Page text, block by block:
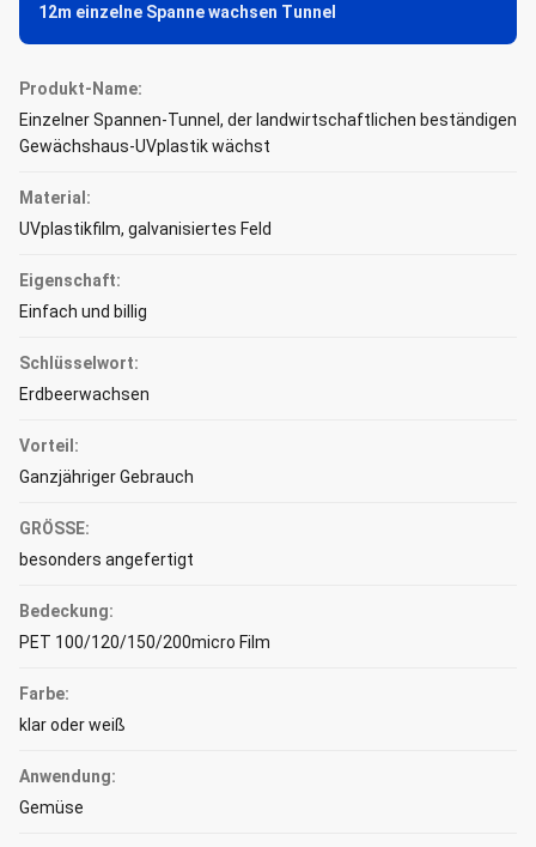
12m einzelne Spanne wachsen Tunnel
Produkt-Name:
Einzelner Spannen-Tunnel, der landwirtschaftlichen beständigen
Gewächshaus-UVplastik wächst
Material:
UVplastikfilm, galvanisiertes Feld
Eigenschaft:
Einfach und billig
Schlüsselwort:
Erdbeerwachsen
Vorteil:
Ganzjähriger Gebrauch
GRÖSSE:
besonders angefertigt
Bedeckung:
PET 100/120/150/200micro Film
Farbe:
klar oder weiß
Anwendung:
Gemüse